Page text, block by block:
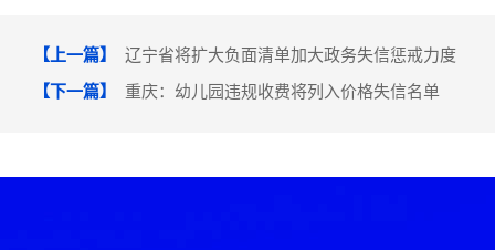
【上一篇】 辽宁省将扩大负面清单加大政务失信惩戒力度
【下一篇】 重庆：幼儿园违规收费将列入价格失信名单